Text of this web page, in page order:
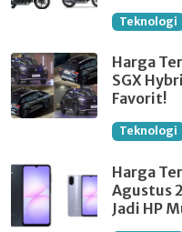
Teknologi
Harga
SGX
Favorit!
Teknologi
Harga
Agustus
Jadi HP